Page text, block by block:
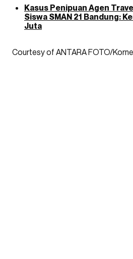
Kasus Penipuan Agen
Siswa SMAN 21 Bandung:
Juta
Courtesy of ANTARA FOTO/